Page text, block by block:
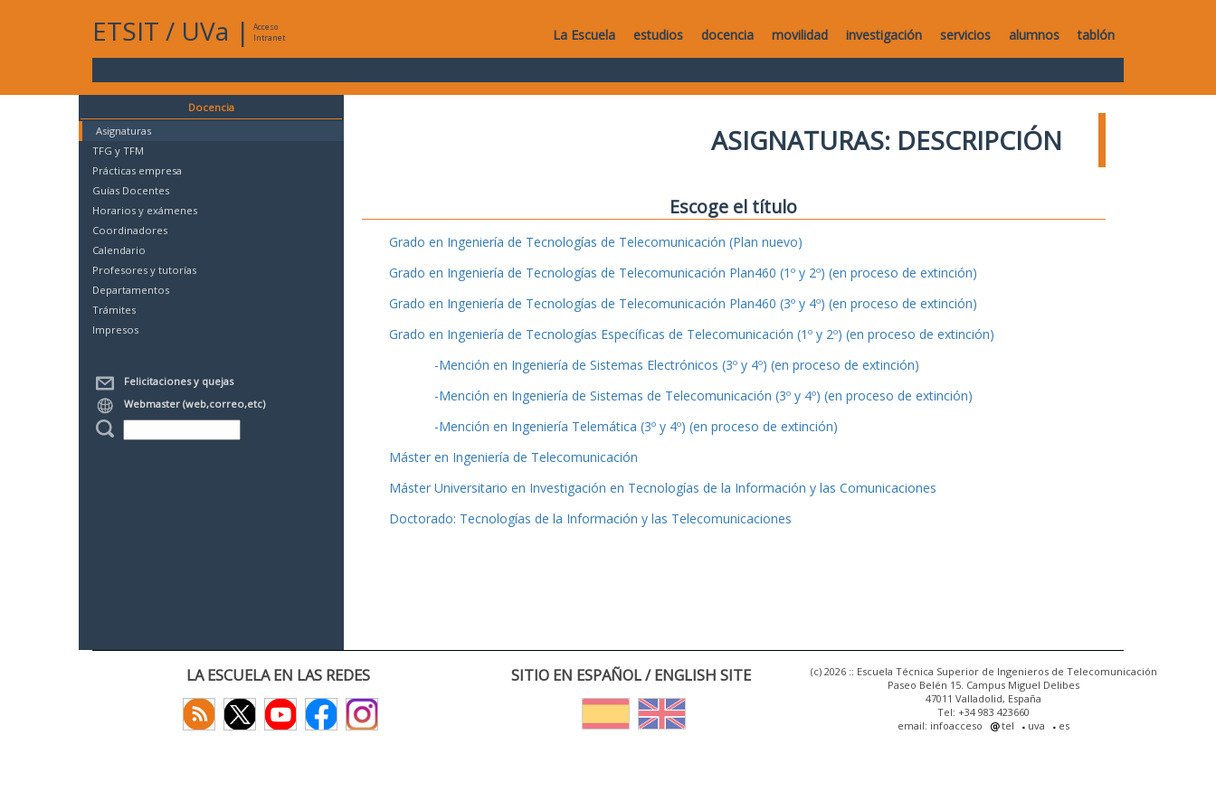
ETSIT / UVa |
Acceso
Intranet
La Escuela estudios docencia movilidad investigación servicios alumnos tablón
Docencia
Asignaturas
TFG y TFM
Prácticas empresa
Guías Docentes
Horarios y exámenes
Coordinadores
Calendario
Profesores y tutorías
Departamentos
Trámites
Impresos
Felicitaciones y quejas
Webmaster (web,correo,etc)
ASIGNATURAS: DESCRIPCIÓN
Escoge el título
Grado en Ingeniería de Tecnologías de Telecomunicación (Plan nuevo)
Grado en Ingeniería de Tecnologías de Telecomunicación Plan460 (1º y 2º) (en proceso de extinción)
Grado en Ingeniería de Tecnologías de Telecomunicación Plan460 (3º y 4º) (en proceso de extinción)
Grado en Ingeniería de Tecnologías Específicas de Telecomunicación (1º y 2º) (en proceso de extinción)
-Mención en Ingeniería de Sistemas Electrónicos (3º y 4º) (en proceso de extinción)
-Mención en Ingeniería de Sistemas de Telecomunicación (3º y 4º) (en proceso de extinción)
-Mención en Ingeniería Telemática (3º y 4º) (en proceso de extinción)
Máster en Ingeniería de Telecomunicación
Máster Universitario en Investigación en Tecnologías de la Información y las Comunicaciones
Doctorado: Tecnologías de la Información y las Telecomunicaciones
LA ESCUELA EN LAS REDES SITIO EN ESPAÑOL / ENGLISH SITE
(c) 2026 :: Escuela Técnica Superior de Ingenieros de Telecomunicación
Paseo Belén 15. Campus Miguel Delibes
47011 Valladolid, España
Tel: +34 983 423660
email: infoacceso
tel uva es